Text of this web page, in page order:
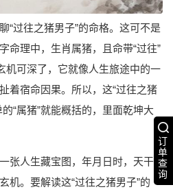
订
单
查
询
“过往之猪男子”的命格。这可不是
命理中，生肖属猪，且命带“过往”
机可深了，它就像人生旅途中的一
着宿命因果。所以，这“过往之猪
“属猪”就能概括的，里面乾坤大
张人生藏宝图，年月日时，天干
机。要解读这“过往之猪男子”的